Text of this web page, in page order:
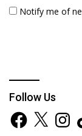
Notify me of
Follow Us
Facebook
X